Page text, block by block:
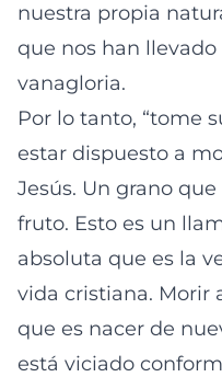
nuestra propia
que nos han
vanagloria.
Por lo tanto, “tome
estar dispuesto a
Jesús. Un grano
fruto. Esto es un
absoluta que es la
vida cristiana. Morir
que es nacer de
está viciado